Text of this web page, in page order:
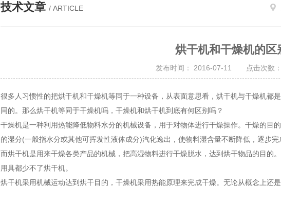
技术文章 / ARTICLE
烘干机和干燥机的区
发布时间： 2016-07-11 点击次数
很多人习惯性的把烘干机和干燥机等同于一种设备，从表面意思看，烘干机与干燥机都
同的。那么烘干机等同于干燥机吗，干燥机和烘干机到底有何区别吗？
干燥机是一种利用热能降低物料水分的机械设备，用于对物体进行干燥操作。干燥的目
的湿分(一般指水分或其他可挥发性液体成分)汽化逸出，使物料湿含量不断降低，逐步
而烘干机是用来干燥各类产品的机械，把高湿物料进行干燥脱水，达到烘干物品的目的
用具都少不了烘干机。
烘干机采用机械运动达到烘干目的，干燥机采用热能原理来完成干燥。无论从概念上还